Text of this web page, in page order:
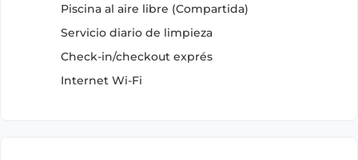
Piscina al aire libre (Compartida)
Servicio diario de limpieza
Check-in/checkout exprés
Internet Wi-Fi